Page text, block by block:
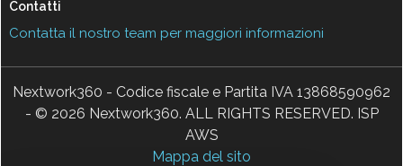
Contatti
Contatta il nostro team per maggiori informazioni
Nextwork360 - Codice fiscale e Partita IVA 13868590962
- © 2026 Nextwork360. ALL RIGHTS RESERVED. ISP
AWS
Mappa del sito